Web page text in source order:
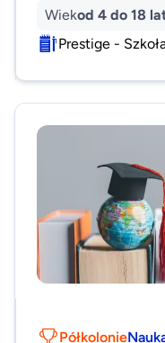
Wiekod 4 do 18
Prestige -
Półkolonie